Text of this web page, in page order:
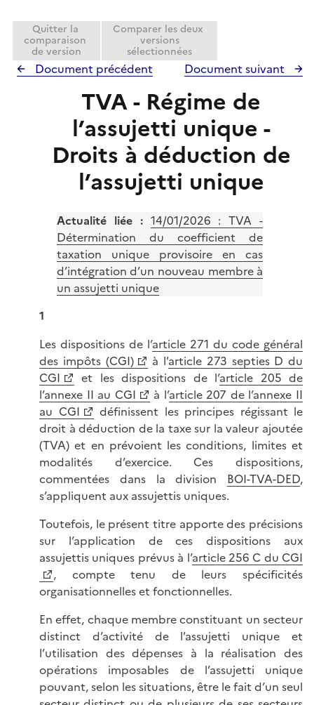
Quitter la
comparaison
de version
Comparer les deux
versions
sélectionnées
Document précédent Document suivant
TVA - Régime de
l’assujetti unique -
Droits à déduction de
l’assujetti unique
Actualité liée : 14/01/2026 : TVA -
Détermination du coefficient de
taxation unique provisoire en cas
d’intégration d’un nouveau membre à
un assujetti unique
1
Les dispositions de l’article 271 du code général
des impôts (CGI)
à l’article 273 septies D du
CGI
et les dispositions de l’article 205 de
l’annexe II au CGI
à l’article 207 de l’annexe II
au CGI
définissent les principes régissant le
droit à déduction de la taxe sur la valeur ajoutée
(TVA) et en prévoient les conditions, limites et
modalités d’exercice. Ces dispositions,
commentées dans la division BOI-TVA-DED,
s’appliquent aux assujettis uniques.
Toutefois, le présent titre apporte des précisions
sur l’application de ces dispositions aux
assujettis uniques prévus à l’article 256 C du CGI
, compte tenu de leurs spécificités
organisationnelles et fonctionnelles.
En effet, chaque membre constituant un secteur
distinct d’activité de l’assujetti unique et
l’utilisation des dépenses à la réalisation des
opérations imposables de l’assujetti unique
pouvant, selon les situations, être le fait d’un seul